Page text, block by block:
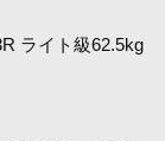
ライト級62.5kg